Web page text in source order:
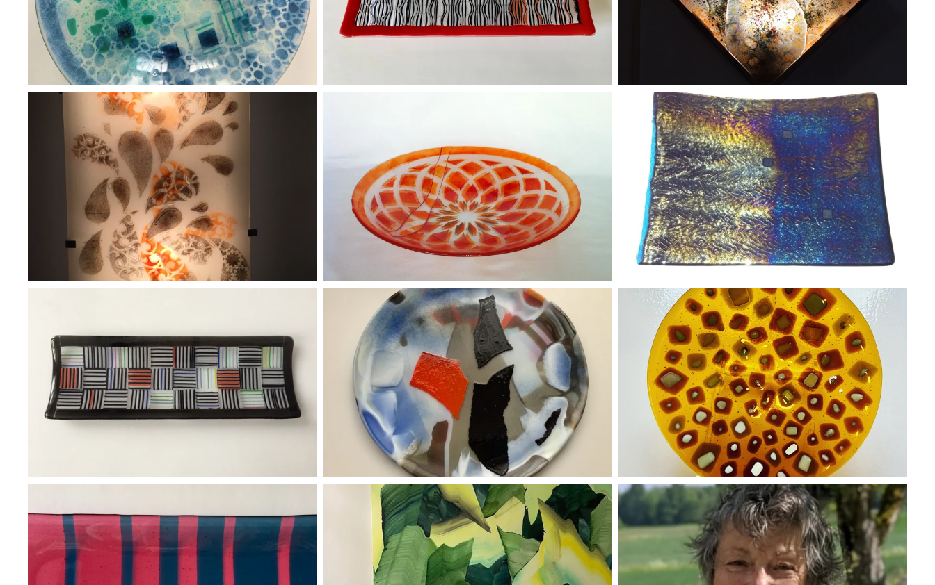
BLÄDDRA I GALLERI BLÄDDRA I GALLERI BLÄDDRA I GALLERI
BLÄDDRA I GALLERI BLÄDDRA I GALLERI BLÄDDRA I GALLERI
BLÄDDRA I GALLERI BLÄDDRA I GALLERI